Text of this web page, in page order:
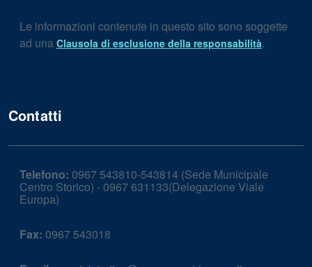
Le informazioni contenute in questo sito sono soggette
ad una Clausola di esclusione della responsabilità.
Contatti
Telefono: 0967 543810-543814 (Sede Municipale
Centro Storico) - 0967 631133(Delegazione Viale
Europa)
Fax: 0967 543018